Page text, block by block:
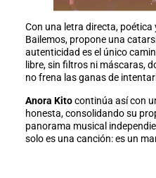
Con una letra directa,
Bailemos, propone una
autenticidad es el único
libre, sin filtros ni máscaras,
no frena las ganas de
Anora Kitocontinúa así con
honesta, consolidando su
panorama musical
solo es una canción: es un